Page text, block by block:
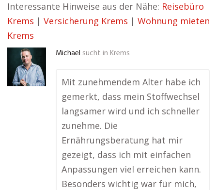
Interessante Hinweise aus der Nähe: Reisebüro
Krems | Versicherung Krems | Wohnung mieten
Krems
Michael sucht in Krems
Mit zunehmendem Alter habe ich
gemerkt, dass mein Stoffwechsel
langsamer wird und ich schneller
zunehme. Die
Ernährungsberatung hat mir
gezeigt, dass ich mit einfachen
Anpassungen viel erreichen kann.
Besonders wichtig war für mich,